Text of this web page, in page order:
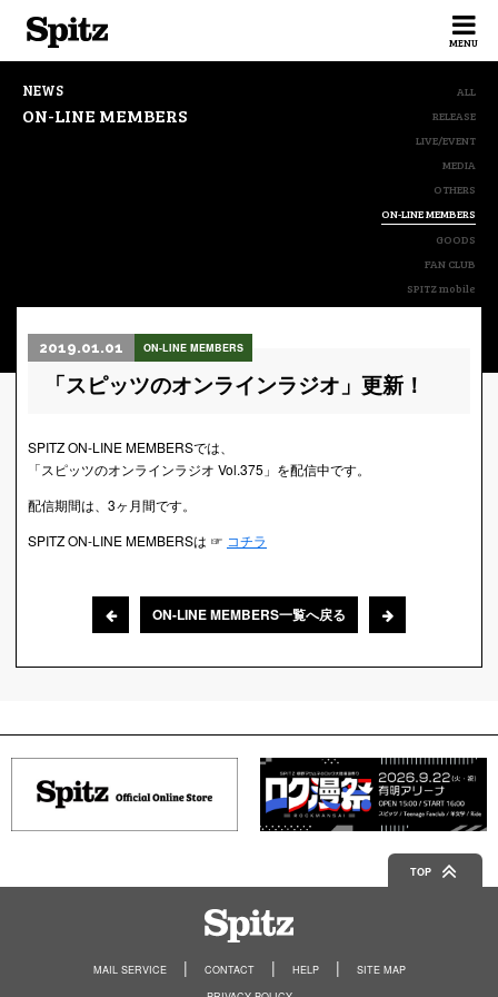
MENU
NEWS
ON-LINE MEMBERS
ALL
RELEASE
LIVE/EVENT
MEDIA
OTHERS
ON-LINE MEMBERS
GOODS
FAN CLUB
SPITZ mobile
2019.01.01 ON-LINE MEMBERS
「スピッツのオンラインラジオ」更新！
SPITZ ON-LINE MEMBERSでは、
「スピッツのオンラインラジオ Vol.375」を配信中です。
配信期間は、3ヶ月間です。
SPITZ ON-LINE MEMBERSは ☞ コチラ
ON-LINE MEMBERS一覧へ戻る
TOP
MAIL SERVICE CONTACT HELP
SITE MAP